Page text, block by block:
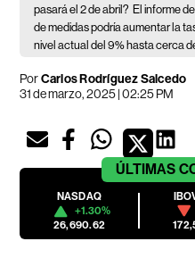
pasará el 2 de abril? El informe
de medidas podría aumentar la
nivel actual del 9% hasta cerca
PorCarlos Rodríguez Salcedo
31 de marzo, 2025 | 02:25 PM
ÚLTIMAS
NASDAQ
+1.30%
26,690.62